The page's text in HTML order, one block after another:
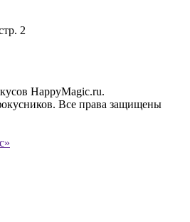
2
HappyMagic.ru.
Все права защищены